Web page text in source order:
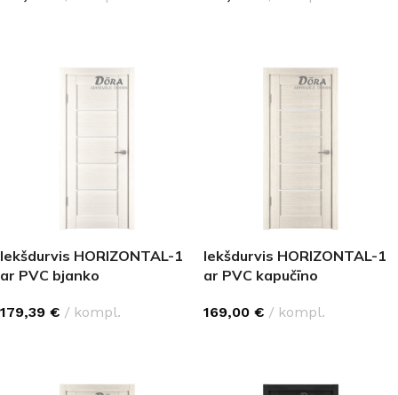
Iekšdurvis HORIZONTAL-1
ar PVC bjanko
179,39 € kompl.
Iekšdurvis HORIZONTAL-1
ar PVC kapučīno
169,00 € kompl.